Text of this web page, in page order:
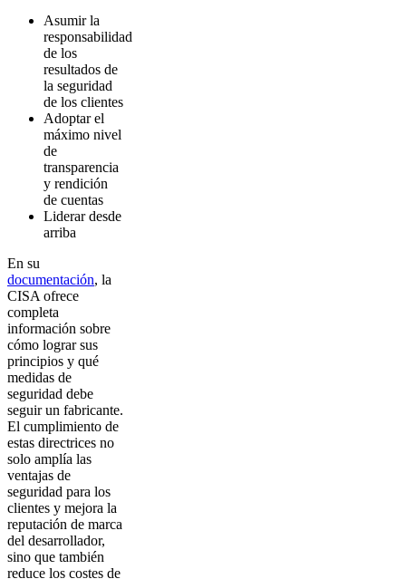
Asumir la
responsabilidad
de los
resultados de
la seguridad
de los clientes
Adoptar el
máximo nivel
de
transparencia
y rendición
de cuentas
Liderar desde
arriba
En su
documentación, la
CISA ofrece
completa
información sobre
cómo lograr sus
principios y qué
medidas de
seguridad debe
seguir un fabricante.
El cumplimiento de
estas directrices no
solo amplía las
ventajas de
seguridad para los
clientes y mejora la
reputación de marca
del desarrollador,
sino que también
reduce los costes de